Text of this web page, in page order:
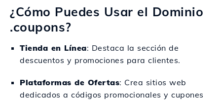
¿Cómo Puedes Usar el Dominio
.coupons?
Tienda en Línea: Destaca la sección de
descuentos y promociones para clientes.
Plataformas de Ofertas: Crea sitios web
dedicados a códigos promocionales y cupones